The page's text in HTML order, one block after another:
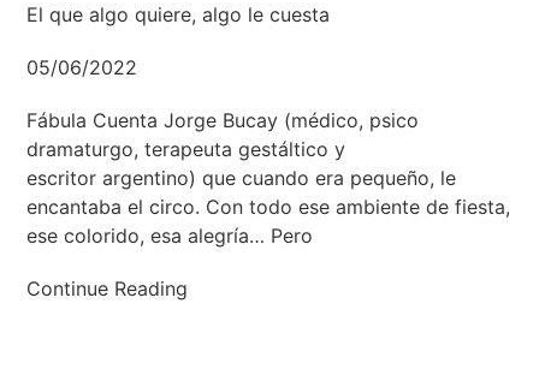
El que algo quiere, algo le cuesta
05/06/2022
Fábula Cuenta Jorge Bucay (médico, psico
dramaturgo, terapeuta gestáltico y
escritor argentino) que cuando era pequeño, le
encantaba el circo. Con todo ese ambiente de fiesta,
ese colorido, esa alegría… Pero
Continue Reading